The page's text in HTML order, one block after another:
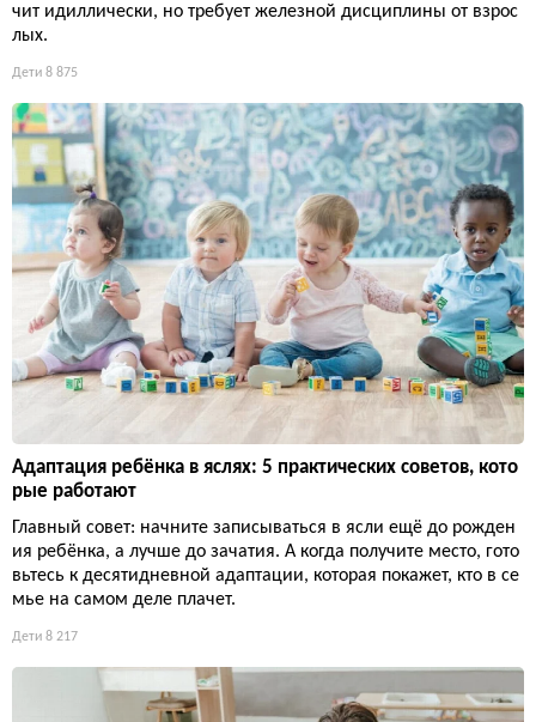
чит идиллически, но требует железной дисциплины от взрос
лых.
Дети 8 875
Адаптация ребёнка в яслях: 5 практических советов, кото
рые работают
Главный совет: начните записываться в ясли ещё до рожден
ия ребёнка, а лучше до зачатия. А когда получите место, гото
вьтесь к десятидневной адаптации, которая покажет, кто в се
мье на самом деле плачет.
Дети 8 217